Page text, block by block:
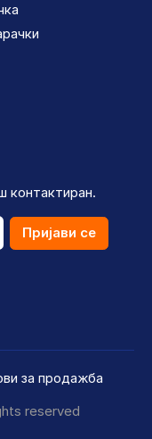
контактиран.
Пријави се
за продажба
reserved